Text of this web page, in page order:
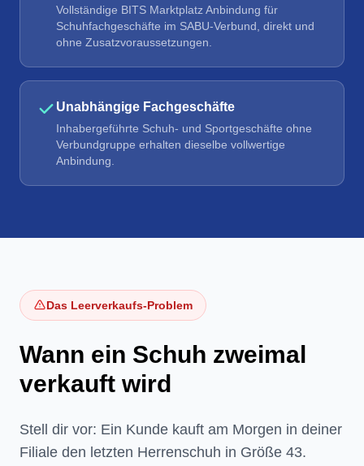
Vollständige BITS Marktplatz Anbindung für
Schuhfachgeschäfte im SABU-Verbund, direkt und
ohne Zusatzvoraussetzungen.
Unabhängige Fachgeschäfte
Inhabergeführte Schuh- und Sportgeschäfte ohne
Verbundgruppe erhalten dieselbe vollwertige
Anbindung.
Das Leerverkaufs-Problem
Wann ein Schuh zweimal
verkauft wird
Stell dir vor: Ein Kunde kauft am Morgen in deiner
Filiale den letzten Herrenschuh in Größe 43.